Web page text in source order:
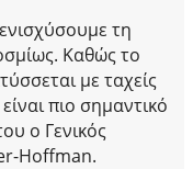
τη
Καθώς το
με ταχείς
πιο σημαντικό
ο Γενικός
Hoffman.